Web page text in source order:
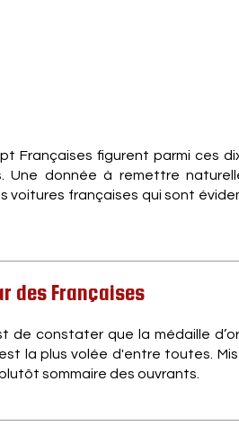
Françaises figurent parmi ces
Une donnée à remettre
voitures françaises qui sont
des Françaises
de constater que la médaille
la plus volée d'entre toutes.
sommaire des ouvrants.